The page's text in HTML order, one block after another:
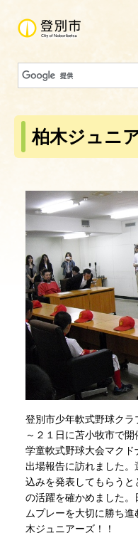
柏木ジュニ
登別市少年軟式野球ク
～２１日に苫小牧市で
学童軟式野球大会マク
出場報告に訪れました
込みを発表してもらう
の活躍を確かめました
ムプレーを大切に勝ち
木ジュニアーズ！！